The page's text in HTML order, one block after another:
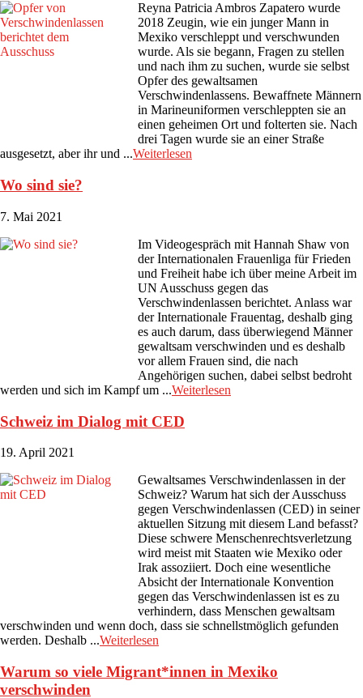
Reyna Patricia Ambros Zapatero wurde
2018 Zeugin, wie ein junger Mann in
Mexiko verschleppt und verschwunden
wurde. Als sie begann, Fragen zu stellen
und nach ihm zu suchen, wurde sie selbst
Opfer des gewaltsamen
Verschwindenlassens. Bewaffnete Männern
in Marineuniformen verschleppten sie an
einen geheimen Ort und folterten sie. Nach
drei Tagen wurde sie an einer Straße
ausgesetzt, aber ihr und ...Weiterlesen
Wo sind sie?
7. Mai 2021
Im Videogespräch mit Hannah Shaw von
der Internationalen Frauenliga für Frieden
und Freiheit habe ich über meine Arbeit im
UN Ausschuss gegen das
Verschwindenlassen berichtet. Anlass war
der Internationale Frauentag, deshalb ging
es auch darum, dass überwiegend Männer
gewaltsam verschwinden und es deshalb
vor allem Frauen sind, die nach
Angehörigen suchen, dabei selbst bedroht
werden und sich im Kampf um ...Weiterlesen
Schweiz im Dialog mit CED
19. April 2021
Gewaltsames Verschwindenlassen in der
Schweiz? Warum hat sich der Ausschuss
gegen Verschwindenlassen (CED) in seiner
aktuellen Sitzung mit diesem Land befasst?
Diese schwere Menschenrechtsverletzung
wird meist mit Staaten wie Mexiko oder
Irak assoziiert. Doch eine wesentliche
Absicht der Internationale Konvention
gegen das Verschwindenlassen ist es zu
verhindern, dass Menschen gewaltsam
verschwinden und wenn doch, dass sie schnellstmöglich gefunden
werden. Deshalb ...Weiterlesen
Warum so viele Migrant*innen in Mexiko
verschwinden